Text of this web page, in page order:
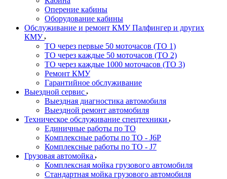
Оперение кабины
Оборудование кабины
Обслуживание и ремонт КМУ Палфингер и других
КМУ
ТО через первые 50 моточасов (ТО 1)
ТО через каждые 50 моточасов (ТО 2)
ТО через каждые 1000 моточасов (ТО 3)
Ремонт КМУ
Гарантийное обслуживание
Выездной сервис
Выездная диагностика автомобиля
Выездной ремонт автомобиля
Техническое обслуживание спецтехники
Единичные работы по ТО
Комплексные работы по ТО - J6P
Комплексные работы по ТО - J7
Грузовая автомойка
Комплексная мойка грузового автомобиля
Стандартная мойка грузового автомобиля